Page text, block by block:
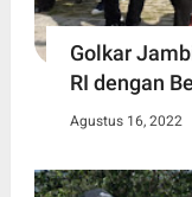
Golkar
RI dengan
Agustus 16, 2022